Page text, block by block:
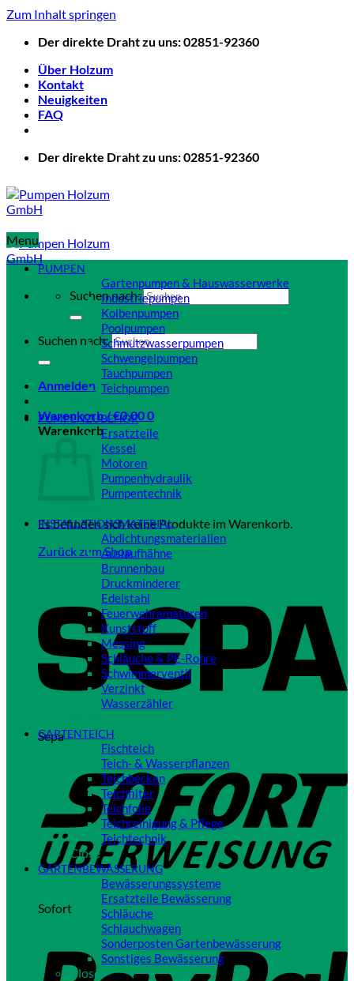
Zum Inhalt springen
Der direkte Draht zu uns: 02851-92360
Über Holzum
Kontakt
Neuigkeiten
FAQ
Der direkte Draht zu uns: 02851-92360
Suchen nach:
Suchen nach:
Anmelden
Warenkorb /€0,000
Warenkorb
Es befinden sich keine Produkte im Warenkorb.
Zurück zum Shop
Sepa
Sofort
Menu
PUMPEN
Gartenpumpen & Hauswasserwerke
Industriepumpen
Kolbenpumpen
Poolpumpen
Schmutzwasserpumpen
Schwengelpumpen
Tauchpumpen
Teichpumpen
PUMPENZUBEHÖR
Ersatzteile
Kessel
Motoren
Pumpenhydraulik
Pumpentechnik
INSTALLATIONSMATERIAL
Abdichtungsmaterialien
Auslaufhähne
Brunnenbau
Druckminderer
Edelstahl
Feuerwehramaturen
Kunststoff
Messing
Schläuche & PE-Rohre
Schwimmerventil
Verzinkt
Wasserzähler
GARTENTEICH
Fischteich
Teich- & Wasserpflanzen
Teichbecken
Teichfilter
Teichfolie
Teichreinigung & Pflege
Teichtechnik
Close
GARTENBEWÄSSERUNG
Bewässerungssysteme
Ersatzteile Bewässerung
Schläuche
Schlauchwagen
Sonderposten Gartenbewässerung
Sonstiges Bewässerung
Close